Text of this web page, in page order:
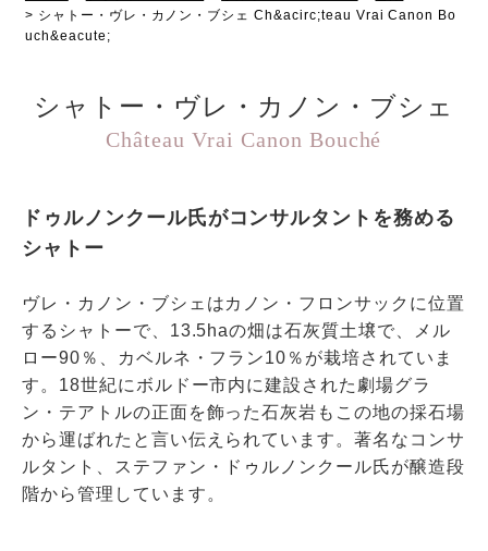
シャトー・ヴレ・カノン・ブシェ Ch&acirc;teau Vrai Canon Bo
uch&eacute;
シャトー・ヴレ・カノン・ブシェ
Château Vrai Canon Bouché
ドゥルノンクール氏がコンサルタントを務める
シャトー
ヴレ・カノン・ブシェはカノン・フロンサックに位置
するシャトーで、13.5haの畑は石灰質土壌で、メル
ロー90％、カベルネ・フラン10％が栽培されていま
す。18世紀にボルドー市内に建設された劇場グラ
ン・テアトルの正面を飾った石灰岩もこの地の採石場
から運ばれたと言い伝えられています。著名なコンサ
ルタント、ステファン・ドゥルノンクール氏が醸造段
階から管理しています。